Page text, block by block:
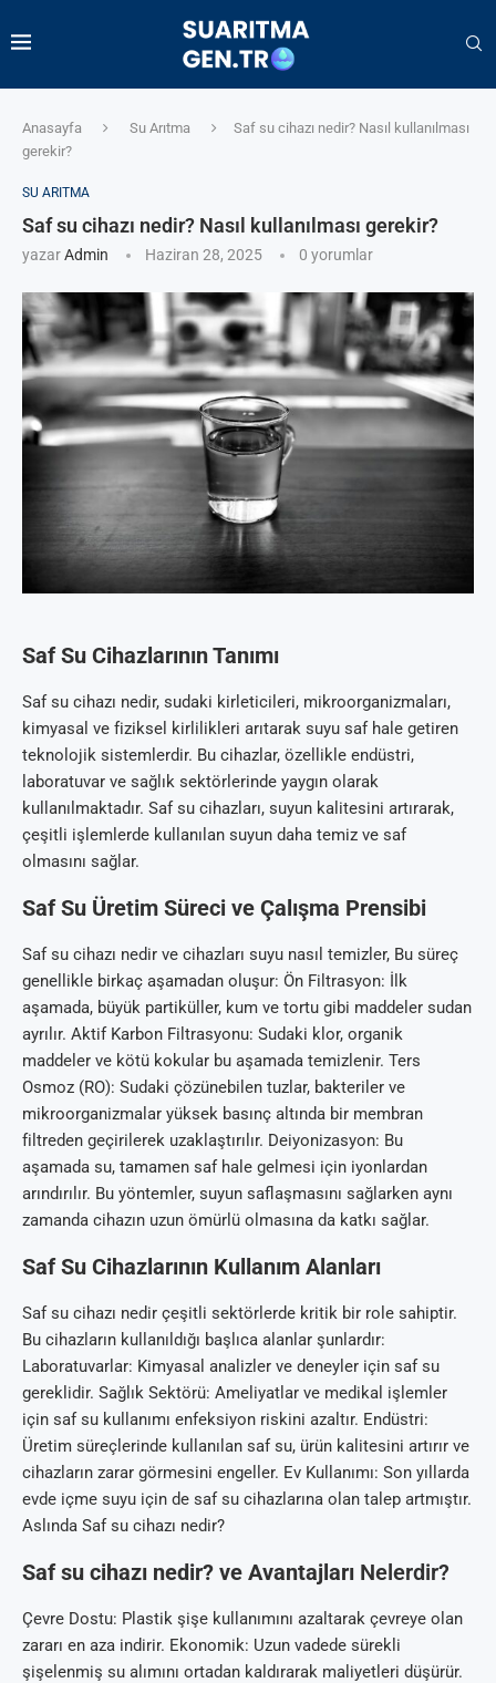
Anasayfa Su Arıtma
Saf su cihazı nedir? Nasıl kullanılması
gerekir?
SU ARITMA
Saf su cihazı nedir? Nasıl kullanılması gerekir?
yazarAdmin Haziran 28, 2025 0 yorumlar
Saf Su Cihazlarının Tanımı
Saf su cihazı nedir, sudaki kirleticileri, mikroorganizmaları,
kimyasal ve fiziksel kirlilikleri arıtarak suyu saf hale getiren
teknolojik sistemlerdir. Bu cihazlar, özellikle endüstri,
laboratuvar ve sağlık sektörlerinde yaygın olarak
kullanılmaktadır. Saf su cihazları, suyun kalitesini artırarak,
çeşitli işlemlerde kullanılan suyun daha temiz ve saf
olmasını sağlar.
Saf Su Üretim Süreci ve Çalışma Prensibi
Saf su cihazı nedir ve cihazları suyu nasıl temizler, Bu süreç
genellikle birkaç aşamadan oluşur: Ön Filtrasyon: İlk
aşamada, büyük partiküller, kum ve tortu gibi maddeler sudan
ayrılır. Aktif Karbon Filtrasyonu: Sudaki klor, organik
maddeler ve kötü kokular bu aşamada temizlenir. Ters
Osmoz (RO): Sudaki çözünebilen tuzlar, bakteriler ve
mikroorganizmalar yüksek basınç altında bir membran
filtreden geçirilerek uzaklaştırılır. Deiyonizasyon: Bu
aşamada su, tamamen saf hale gelmesi için iyonlardan
arındırılır. Bu yöntemler, suyun saflaşmasını sağlarken aynı
zamanda cihazın uzun ömürlü olmasına da katkı sağlar.
Saf Su Cihazlarının Kullanım Alanları
Saf su cihazı nedir çeşitli sektörlerde kritik bir role sahiptir.
Bu cihazların kullanıldığı başlıca alanlar şunlardır:
Laboratuvarlar: Kimyasal analizler ve deneyler için saf su
gereklidir. Sağlık Sektörü: Ameliyatlar ve medikal işlemler
için saf su kullanımı enfeksiyon riskini azaltır. Endüstri:
Üretim süreçlerinde kullanılan saf su, ürün kalitesini artırır ve
cihazların zarar görmesini engeller. Ev Kullanımı: Son yıllarda
evde içme suyu için de saf su cihazlarına olan talep artmıştır.
Aslında Saf su cihazı nedir?
Saf su cihazı nedir? ve Avantajları Nelerdir?
Çevre Dostu: Plastik şişe kullanımını azaltarak çevreye olan
zararı en aza indirir. Ekonomik: Uzun vadede sürekli
şişelenmiş su alımını ortadan kaldırarak maliyetleri düşürür.